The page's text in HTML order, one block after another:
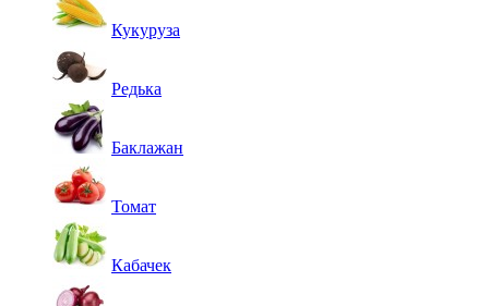
Кукуруза
Редька
Баклажан
Томат
Кабачек